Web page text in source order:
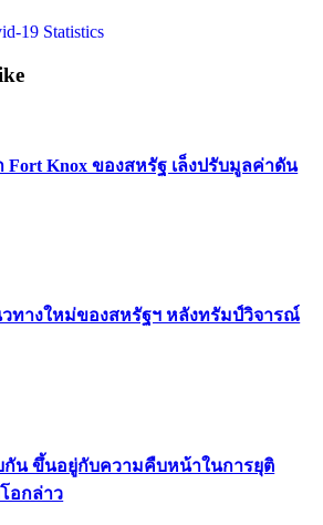
19 Statistics
Fort Knox ของสหรัฐ เล็งปรับมูลค่าดัน
ทางใหม่ของสหรัฐฯ หลังทรัมป์วิจารณ์
น ขึ้นอยู่กับความคืบหน้าในการยุติ
อกล่าว